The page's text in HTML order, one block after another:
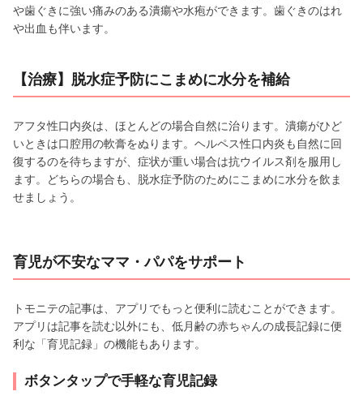
や歯ぐきに強い痛みのある潰瘍や水疱ができます。歯ぐきのはれ
や出血も伴います。
【治療】脱水症予防にこまめに水分を補給
アフタ性口内炎は、ほとんどの場合自然に治ります。潰瘍がひど
いときは口腔用の軟膏をぬります。ヘルペス性口内炎も自然に回
復するのを待ちますが、症状が重い場合は抗ウイルス剤を服用し
ます。どちらの場合も、脱水症予防のためにこまめに水分を飲ま
せましょう。
育児が不安なママ・パパをサポート
トモニテの記事は、アプリでもっと便利に読むことができます。
アプリは記事を読む以外にも、低月齢の赤ちゃんの成長記録に便
利な「育児記録」の機能もあります。
ボタンタップで手軽な育児記録